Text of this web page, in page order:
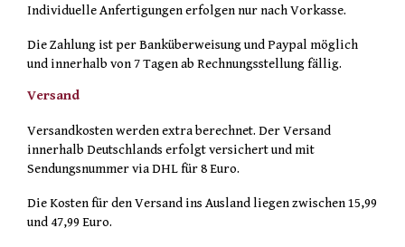
Individuelle Anfertigungen erfolgen nur nach Vorkasse.
Die Zahlung ist per Banküberweisung und Paypal möglich
und innerhalb von 7 Tagen ab Rechnungsstellung fällig.
Versand
Versandkosten werden extra berechnet. Der Versand
innerhalb Deutschlands erfolgt versichert und mit
Sendungsnummer via DHL für 8 Euro.
Die Kosten für den Versand ins Ausland liegen zwischen 15,99
und 47,99 Euro.